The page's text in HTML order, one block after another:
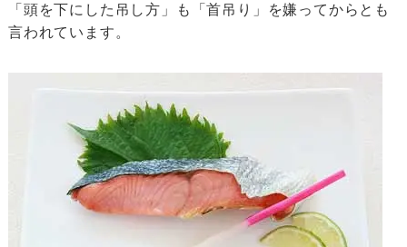
「頭を下にした吊し方」も「首吊り」を嫌ってからとも
言われています。